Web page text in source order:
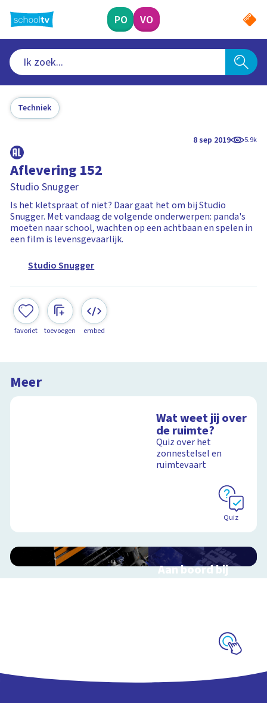
naar
hoofdinhoud
PO VO
Techniek
8 sep 2019 5.9k
Aflevering 152
Studio Snugger
Is het kletspraat of niet? Daar gaat het om bij Studio
Snugger. Met vandaag de volgende onderwerpen: panda's
moeten naar school, wachten op een achtbaan en spelen in
een film is levensgevaarlijk.
Studio Snugger
favoriet toevoegen embed
Meer
Wat weet jij over
de ruimte?
Quiz over het
zonnestelsel en
ruimtevaart
Quiz
Aan boord bij
het ISS